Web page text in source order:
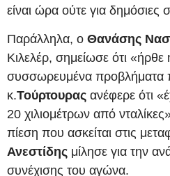
είναι ώρα ούτε για δημόσιες
Παράλληλα, ο Θανάσης
Κιλελέρ, σημείωσε ότι
συσσωρευμένα
κ.Τούρτουρας ανέφερε ότι
20 χιλιομέτρων από
πίεση που ασκείται στις
Ανεστίδης μίλησε για την
συνέχισης του αγώνα.